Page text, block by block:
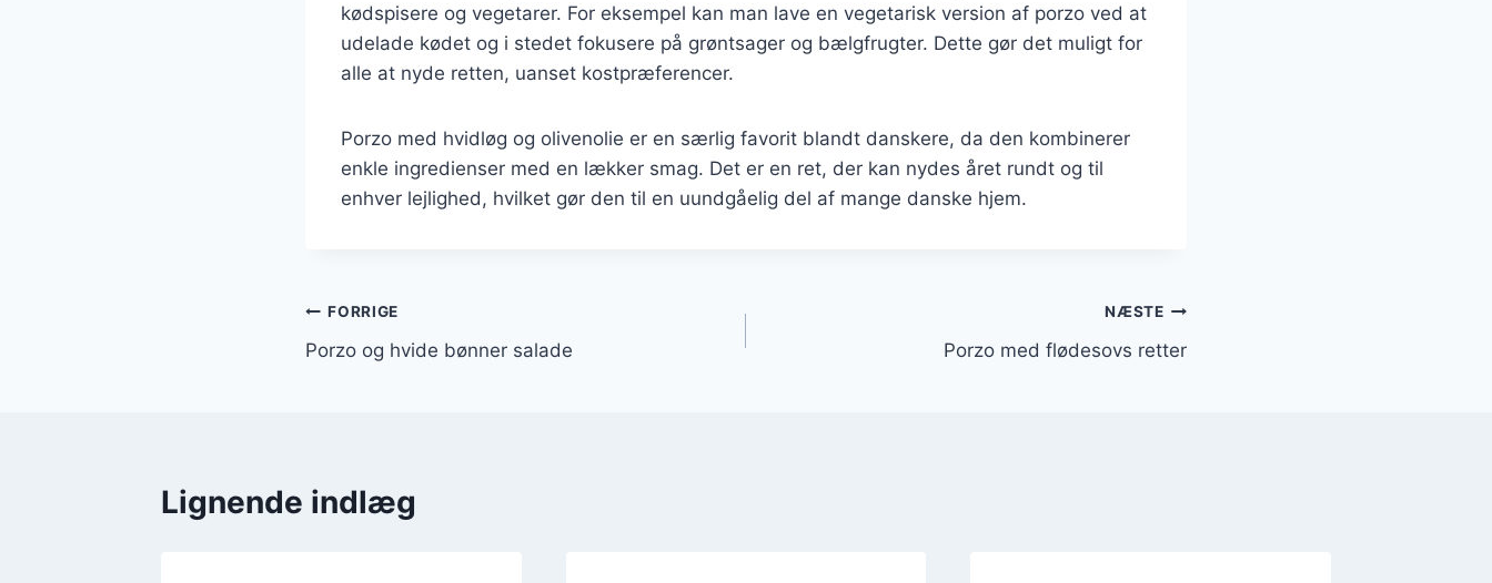
kødspisere og vegetarer. For eksempel kan man lave en vegetarisk version af porzo ved at
udelade kødet og i stedet fokusere på grøntsager og bælgfrugter. Dette gør det muligt for
alle at nyde retten, uanset kostpræferencer.
Porzo med hvidløg og olivenolie er en særlig favorit blandt danskere, da den kombinerer
enkle ingredienser med en lækker smag. Det er en ret, der kan nydes året rundt og til
enhver lejlighed, hvilket gør den til en uundgåelig del af mange danske hjem.
Indlægsnavigation
FORRIGE
Porzo og hvide bønner salade
NÆSTE
Porzo med flødesovs retter
Lignende indlæg